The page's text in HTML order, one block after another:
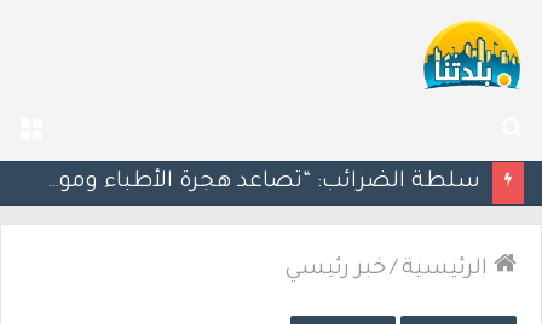
عن
مسؤول إسرائيلي: الحكومة اللبنانية وافقت على وجود الجيش الإسرائيلي داخل أراضيها
الرئيسية /خبر رئيسي